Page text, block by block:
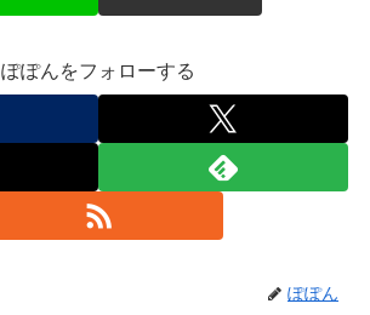
ぽぽんをフォローする
ぽぽん